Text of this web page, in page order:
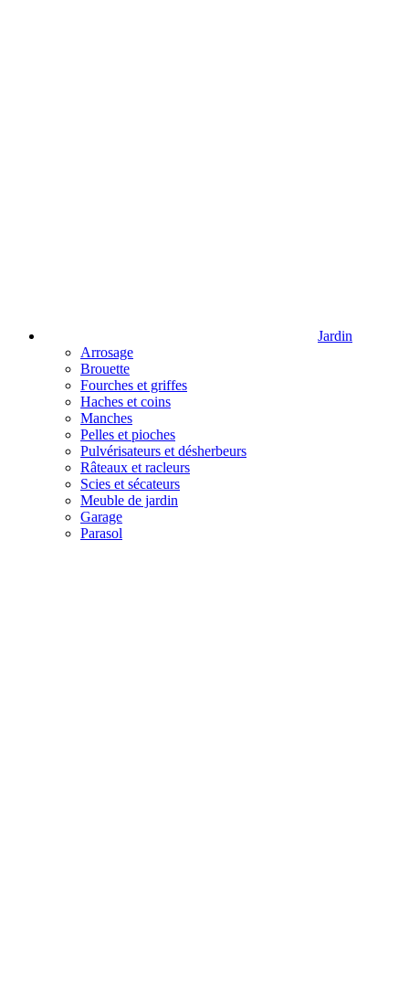
Jardin
Arrosage
Brouette
Fourches et griffes
Haches et coins
Manches
Pelles et pioches
Pulvérisateurs et désherbeurs
Râteaux et racleurs
Scies et sécateurs
Meuble de jardin
Garage
Parasol